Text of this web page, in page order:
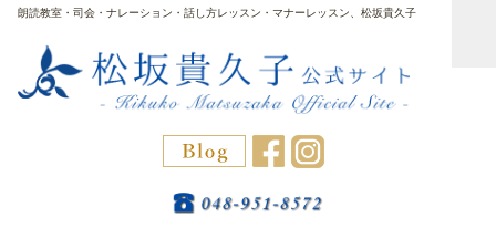
朗読教室・司会・ナレーション・話し方レッスン・マナーレッスン、松坂貴久子